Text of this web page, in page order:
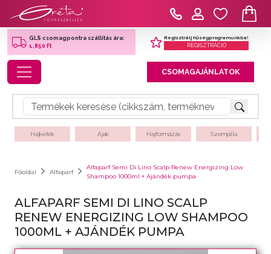
GLS csomagpontra szállítás ára:
1,850 Ft
Regisztrálj hűségprogramunkba!
REGISZTRÁCIÓ
Toggle navigation CSOMAGAJÁNLATOK
Hajkefék Ajak Hajformázás Szempilla
Főoldal Alfaparf
Alfaparf Semi Di Lino Scalp Renew Energizing Low
Shampoo 1000ml + Ajándék pumpa
ALFAPARF SEMI DI LINO SCALP
RENEW ENERGIZING LOW SHAMPOO
1000ML + AJÁNDÉK PUMPA